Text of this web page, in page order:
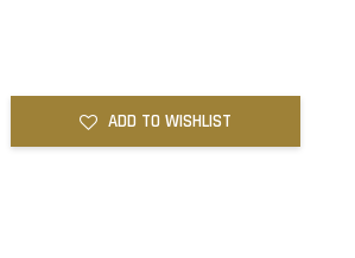
ADD TO WISHLIST